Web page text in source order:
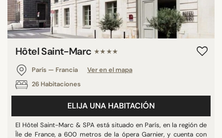
Hôtel Saint-Marc ★★★★
París — Francia
Ver en el mapa
26 Habitaciones
ELIJA UNA HABITACIÓN
El Hôtel Saint-Marc & SPA está situado en París, en la región de
Île de France, a 600 metros de la ópera Garnier, y cuenta con